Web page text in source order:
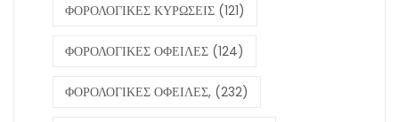
ΦΟΡΟΛΟΓΙΚΕΣ ΚΥΡΩΣΕΙΣ (121)
ΦΟΡΟΛΟΓΙΚΕΣ ΟΦΕΙΛΕΣ (124)
ΦΟΡΟΛΟΓΙΚΕΣ ΟΦΕΙΛΕΣ, (232)